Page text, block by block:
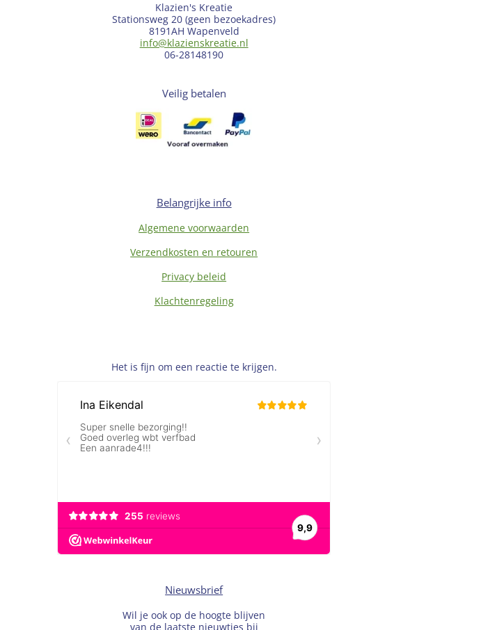
Klazien's Kreatie
Stationsweg 20 (geen bezoekadres)
8191AH Wapenveld
info@klazienskreatie.nl
06-28148190
Veilig betalen
Belangrijke info
Algemene voorwaarden
Verzendkosten en retouren
Privacy beleid
Klachtenregeling
Het is fijn om een reactie te krijgen.
Nieuwsbrief
Wil je ook op de hoogte blijven
van de laatste nieuwtjes bij